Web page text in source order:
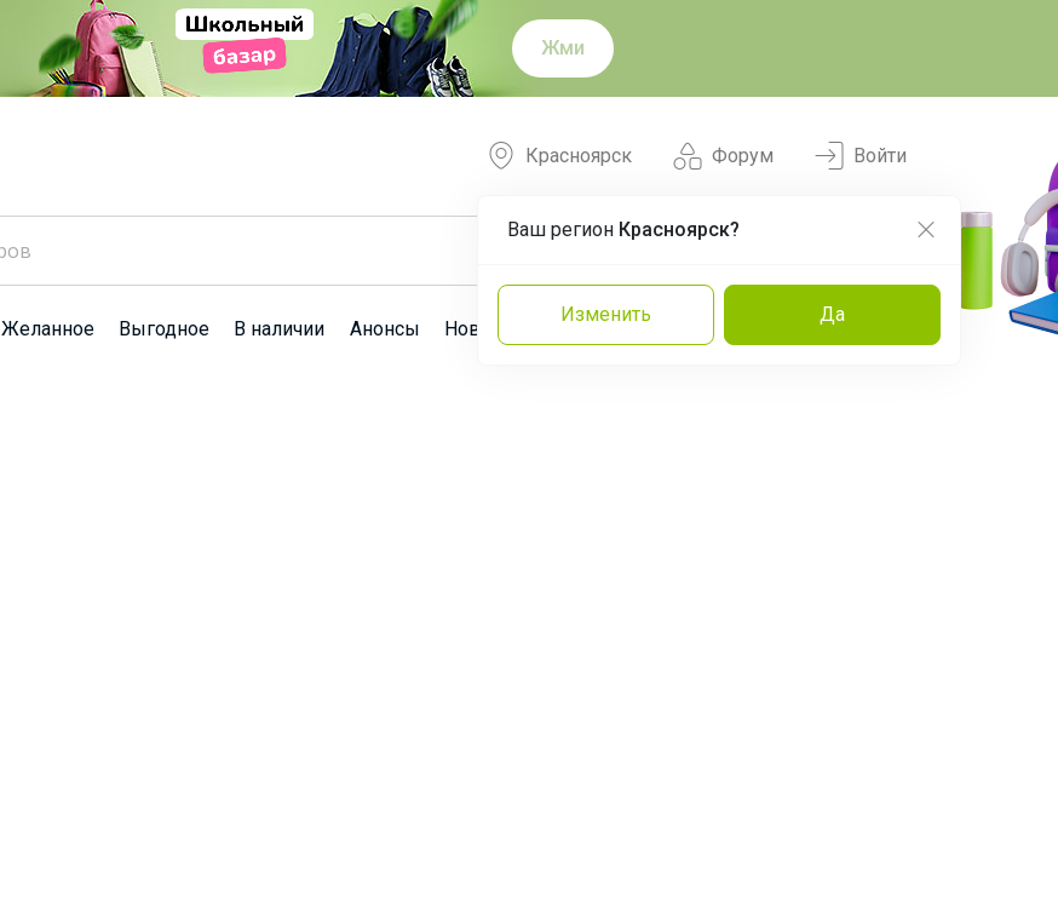
Жми
Форум
Красноярск
Ваш регион Красноярск?
Изменить Да
Войти
Желанное Выгодное В наличии Анонсы Новости Команда Эксперты